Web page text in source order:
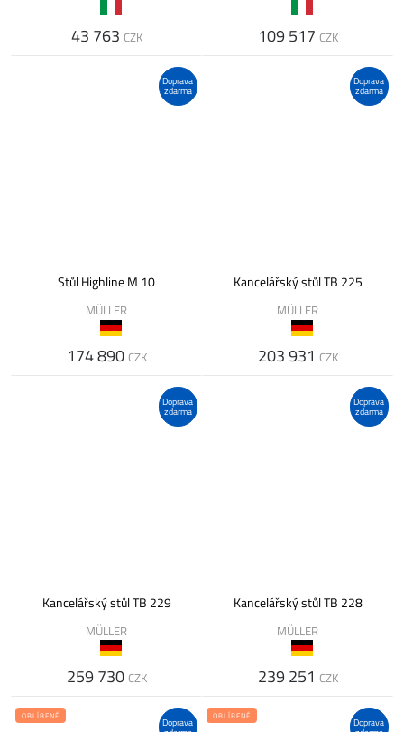
43 763 CZK 109 517 CZK
Doprava
zdarma
Stůl Highline M 10
MÜLLER
174 890 CZK
Doprava
zdarma
Kancelářský stůl TB 225
MÜLLER
203 931 CZK
Doprava
zdarma
Kancelářský stůl TB 229
MÜLLER
259 730 CZK
Doprava
zdarma
Kancelářský stůl TB 228
MÜLLER
239 251 CZK
Doprava
OBLÍBENÉ Doprava
OBLÍBENÉ